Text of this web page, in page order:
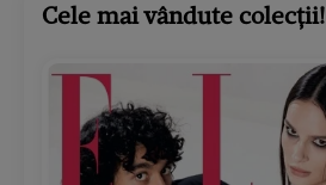
Cele mai vândute colecții!